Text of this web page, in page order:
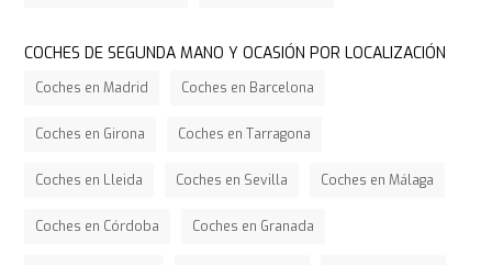
COCHES DE SEGUNDA MANO Y OCASIÓN POR LOCALIZACIÓN
Coches en Madrid Coches en Barcelona
Coches en Girona Coches en Tarragona
Coches en Lleida Coches en Sevilla Coches en Málaga
Coches en Córdoba Coches en Granada